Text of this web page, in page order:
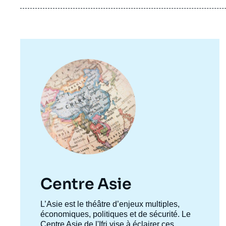
principale
Centre Asie
Accroche
centre
L’Asie est le théâtre d’enjeux multiples,
économiques, politiques et de sécurité. Le
Centre Asie de l'Ifri vise à éclairer ces